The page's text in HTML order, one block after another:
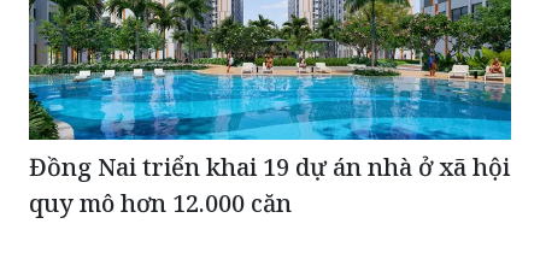
Đồng Nai triển khai 19 dự án nhà ở xã hội
quy mô hơn 12.000 căn